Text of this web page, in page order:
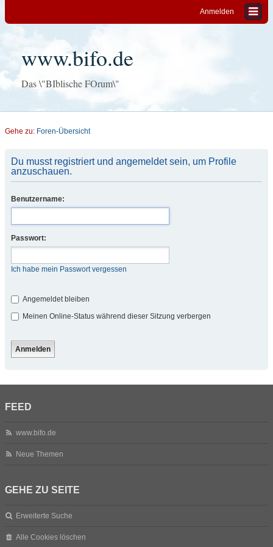
Anmelden
www.bifo.de
Das \"BIblische FOrum\"
Gehe zu: Foren-Übersicht
Du musst registriert und angemeldet sein, um Profile
anzuschauen.
Benutzername:
Passwort:
Ich habe mein Passwort vergessen
Angemeldet bleiben
Meinen Online-Status während dieser Sitzung verbergen
FEED
www.bifo.de
Neue Themen
GEHE ZU SEITE
Erweiterte Suche
Alle Cookies löschen